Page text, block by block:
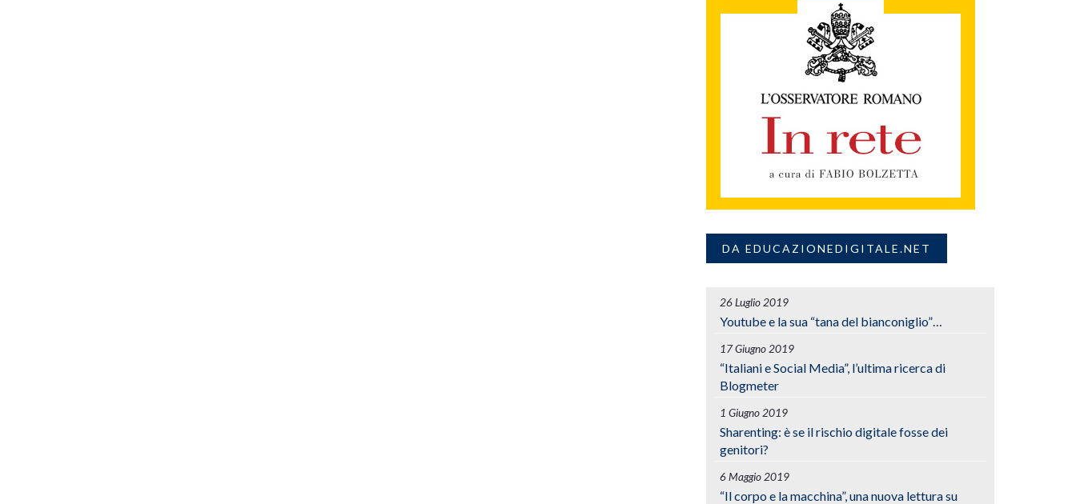
DA EDUCAZIONEDIGITALE.NET
26 Luglio 2019
Youtube e la sua “tana del bianconiglio”…
17 Giugno 2019
“Italiani e Social Media”, l’ultima ricerca di
Blogmeter
1 Giugno 2019
Sharenting: è se il rischio digitale fosse dei
genitori?
6 Maggio 2019
“Il corpo e la macchina”, una nuova lettura su